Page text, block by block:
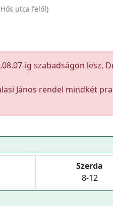
utca felől)
ig szabadságon lesz,
János rendel mindkét
Szerda
8-12